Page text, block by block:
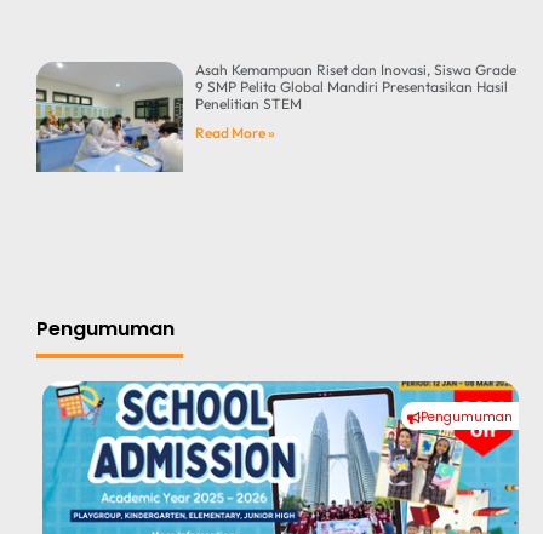
Asah Kemampuan Riset dan Inovasi, Siswa Grade
9 SMP Pelita Global Mandiri Presentasikan Hasil
Penelitian STEM
Read More »
Pengumuman
Pengumuman
#